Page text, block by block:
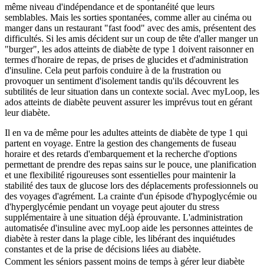
même niveau d'indépendance et de spontanéité que leurs
semblables. Mais les sorties spontanées, comme aller au cinéma ou
manger dans un restaurant "fast food" avec des amis, présentent des
difficultés. Si les amis décident sur un coup de tête d'aller manger un
"burger", les ados atteints de diabète de type 1 doivent raisonner en
termes d'horaire de repas, de prises de glucides et d'administration
d'insuline. Cela peut parfois conduire à de la frustration ou
provoquer un sentiment d'isolement tandis qu'ils découvrent les
subtilités de leur situation dans un contexte social. Avec myLoop, les
ados atteints de diabète peuvent assurer les imprévus tout en gérant
leur diabète.
Il en va de même pour les adultes atteints de diabète de type 1 qui
partent en voyage. Entre la gestion des changements de fuseau
horaire et des retards d'embarquement et la recherche d'options
permettant de prendre des repas sains sur le pouce, une planification
et une flexibilité rigoureuses sont essentielles pour maintenir la
stabilité des taux de glucose lors des déplacements professionnels ou
des voyages d'agrément. La crainte d'un épisode d'hypoglycémie ou
d'hyperglycémie pendant un voyage peut ajouter du stress
supplémentaire à une situation déjà éprouvante. L'administration
automatisée d'insuline avec myLoop aide les personnes atteintes de
diabète à rester dans la plage cible, les libérant des inquiétudes
constantes et de la prise de décisions liées au diabète.
Comment les séniors passent moins de temps à gérer leur diabète